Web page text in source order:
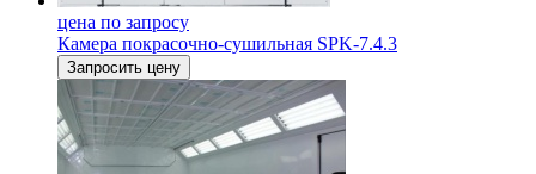
цена по запросу
Камера покрасочно-сушильная SPK-7.4.3
Запросить цену